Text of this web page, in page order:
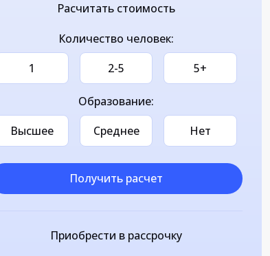
Расчитать стоимость
Количество человек:
1
2-5 5+
Образование:
Высшее
Среднее Нет
Получить расчет
Приобрести в рассрочку